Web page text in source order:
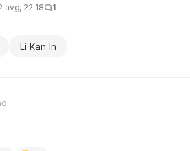
avg, 22:18 1
Li Kan In